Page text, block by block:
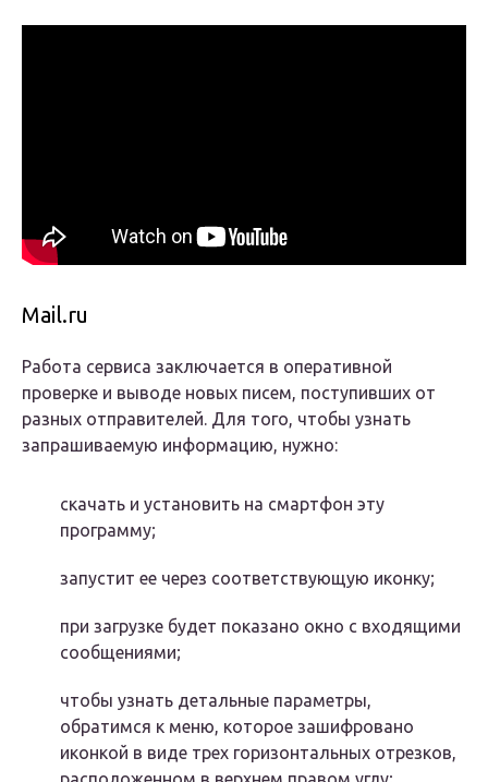
Mail.ru
Работа сервиса заключается в оперативной
проверке и выводе новых писем, поступивших от
разных отправителей. Для того, чтобы узнать
запрашиваемую информацию, нужно:
скачать и установить на смартфон эту
программу;
запустит ее через соответствующую иконку;
при загрузке будет показано окно с входящими
сообщениями;
чтобы узнать детальные параметры,
обратимся к меню, которое зашифровано
иконкой в виде трех горизонтальных отрезков,